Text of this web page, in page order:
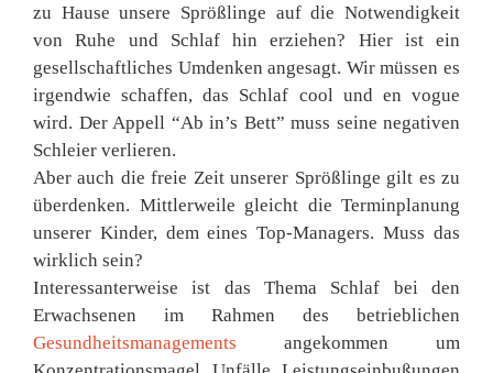
zu Hause unsere Sprößlinge auf die Notwendigkeit
von Ruhe und Schlaf hin erziehen? Hier ist ein
gesellschaftliches Umdenken angesagt. Wir müssen es
irgendwie schaffen, das Schlaf cool und en vogue
wird. Der Appell “Ab in’s Bett” muss seine negativen
Schleier verlieren.
Aber auch die freie Zeit unserer Sprößlinge gilt es zu
überdenken. Mittlerweile gleicht die Terminplanung
unserer Kinder, dem eines Top-Managers. Muss das
wirklich sein?
Interessanterweise ist das Thema Schlaf bei den
Erwachsenen im Rahmen des betrieblichen
Gesundheitsmanagements angekommen um